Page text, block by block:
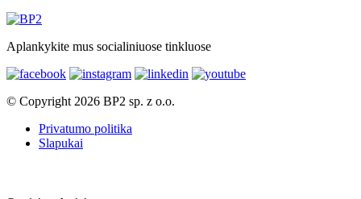
Aplankykite mus socialiniuose tinkluose
© Copyright 2026 BP2 sp. z o.o.
Privatumo politika
Slapukai